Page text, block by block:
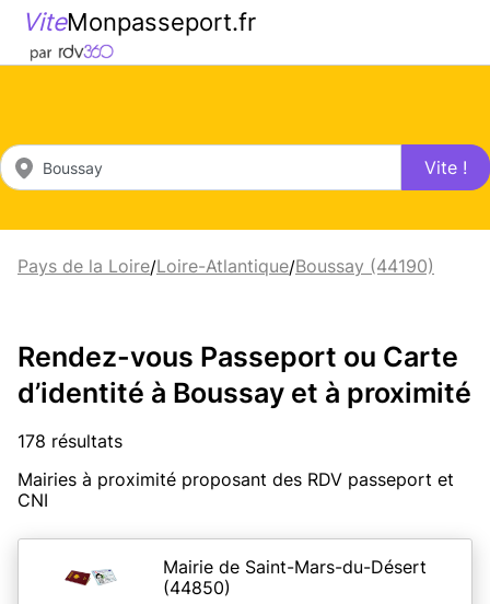
ViteMonpasseport.fr
Vite !
Pays de la Loire/Loire-Atlantique/Boussay (44190)
Rendez-vous Passeport ou Carte
d’identité à Boussay et à proximité
178 résultats
Mairies à proximité proposant des RDV passeport et
CNI
Mairie de Saint-Mars-du-Désert
(44850)